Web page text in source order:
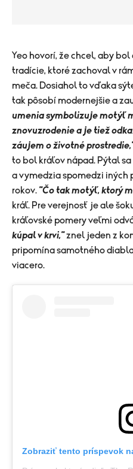
​Yeo hovorí, že chcel, aby
tradície, ktoré zachoval v
meča. Dosiahol to vďaka
tak pôsobí modernejšie a
umenia symbolizuje motýľ
znovuzrodenie a je tiež
záujem o životné
to bol kráľov nápad. Pýtal
a vymedzia spomedzi iných
rokov. "Čo tak motýľ, ktorý
kráľ. Pre verejnosť je ale
kráľovské pomery veľmi
kúpal v krvi,"znel jeden z
pripomína samotného
viacero.
Zobraziť tento príspevok